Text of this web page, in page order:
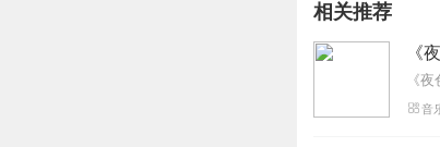
《南海谣》是一首
西海小学校长、著
词作者王曾乘海
感情和热爱，在
由儿童演唱的创
相关推荐
《
音